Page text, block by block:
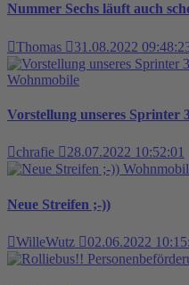
Nummer Sechs läuft auch
Thomas 31.08.2022
Wohnmobile
Vorstellung unseres Sprinter
chrafie
28.07.2022 10:52:01
Neue Streifen ;-))
WilleWutz
02.06.2022